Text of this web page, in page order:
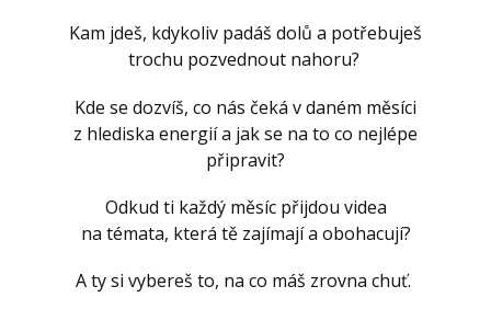
Kam jdeš, kdykoliv padáš dolů a potřebuješ
trochu pozvednout nahoru?
Kde se dozvíš, co nás čeká v daném měsíci
z hlediska energií a jak se na to co nejlépe
připravit?
Odkud ti každý měsíc přijdou videa
na témata, která tě zajímají a obohacují?
A ty si vybereš to, na co máš zrovna chuť.